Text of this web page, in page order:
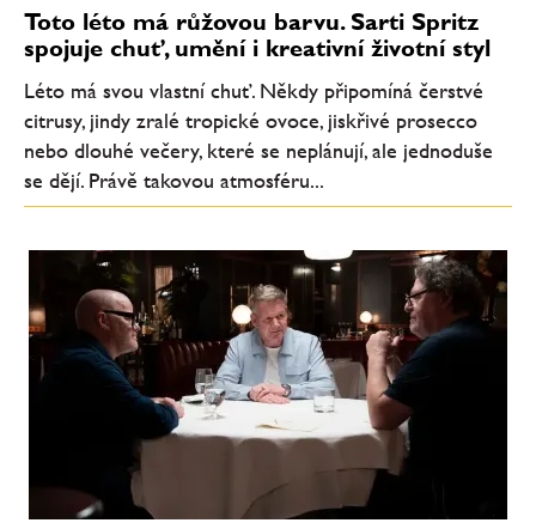
Toto léto má růžovou barvu. Sarti Spritz
spojuje chuť, umění i kreativní životní styl
Léto má svou vlastní chuť. Někdy připomíná čerstvé
citrusy, jindy zralé tropické ovoce, jiskřivé prosecco
nebo dlouhé večery, které se neplánují, ale jednoduše
se dějí. Právě takovou atmosféru...